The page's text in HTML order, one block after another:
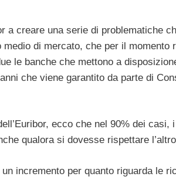
a creare una serie di problematiche
di mercato, che per il
le banche che mettono a
che viene garantito da parte di
ecco che nel 90% dei
qualora si dovesse rispettare
incremento per quanto riguarda le